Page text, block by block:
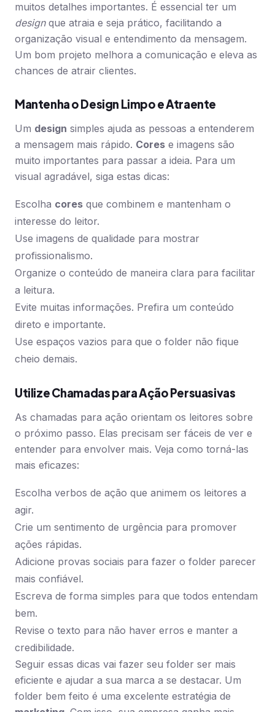
muitos detalhes importantes. É essencial ter um
designque atraia e seja prático, facilitando a
organização visual e entendimento da mensagem.
Um bom projeto melhora a comunicação e eleva as
chances de atrair clientes.
Mantenha o Design Limpo e Atraente
Um design simples ajuda as pessoas a entenderem
a mensagem mais rápido. Cores e imagens são
muito importantes para passar a ideia. Para um
visual agradável, siga estas dicas:
Escolha cores que combinem e mantenham o
interesse do leitor.
Use imagens de qualidade para mostrar
profissionalismo.
Organize o conteúdo de maneira clara para facilitar
a leitura.
Evite muitas informações. Prefira um conteúdo
direto e importante.
Use espaços vazios para que o folder não fique
cheio demais.
Utilize Chamadas para Ação Persuasivas
As chamadas para ação orientam os leitores sobre
o próximo passo. Elas precisam ser fáceis de ver e
entender para envolver mais. Veja como torná-las
mais eficazes:
Escolha verbos de ação que animem os leitores a
agir.
Crie um sentimento de urgência para promover
ações rápidas.
Adicione provas sociais para fazer o folder parecer
mais confiável.
Escreva de forma simples para que todos entendam
bem.
Revise o texto para não haver erros e manter a
credibilidade.
Seguir essas dicas vai fazer seu folder ser mais
eficiente e ajudar a sua marca a se destacar. Um
folder bem feito é uma excelente estratégia de